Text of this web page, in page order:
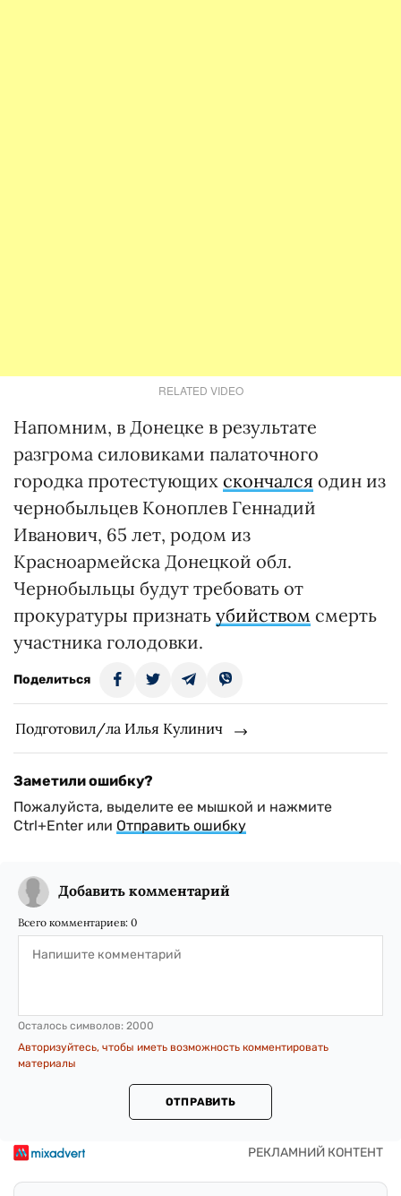
RELATED VIDEO
Напомним, в Донецке в результате
разгрома силовиками палаточного
городка протестующих скончался один из
чернобыльцев Коноплев Геннадий
Иванович, 65 лет, родом из
Красноармейска Донецкой обл.
Чернобыльцы будут требовать от
прокуратуры признать убийством смерть
участника голодовки.
Поделиться
Подготовил/ла Илья Кулинич
Заметили ошибку?
Пожалуйста, выделите ее мышкой и нажмите
Ctrl+Enter или Отправить ошибку
Добавить комментарий
Всего комментариев: 0
Осталось символов: 2000
Авторизуйтесь, чтобы иметь возможность комментировать
материалы
ОТПРАВИТЬ